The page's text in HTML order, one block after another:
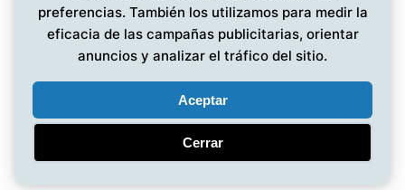
EMPRESA
Conócenos
Política de Privacidad
Noticias MG
preferencias. También los utilizamos para medir la
eficacia de las campañas publicitarias, orientar
anuncios y analizar el tráfico del sitio.
Aceptar
Cerrar